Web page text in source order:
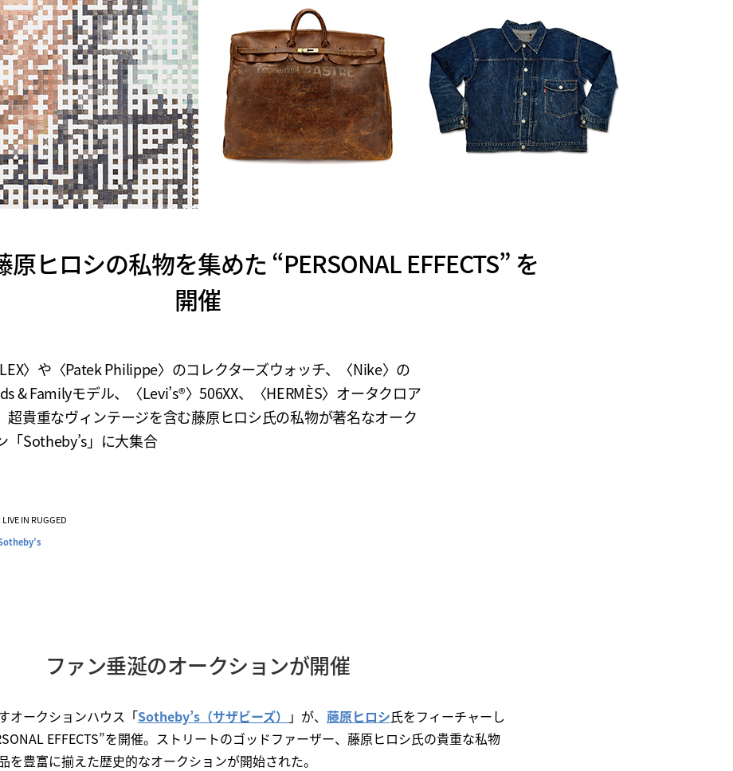
原ヒロシの私物を集めた “PERSONAL EFFECTS” を
開催
〉や〈Patek Philippe〉のコレクターズウォッチ、〈Nike〉の
& Familyモデル、〈Levi’s®〉506XX、〈HERMÈS〉オータクロア
超貴重なヴィンテージを含む藤原ヒロシ氏の私物が著名なオーク
「Sotheby’s」に大集合
IN RUGGED
ファン垂涎のオークションが開催
オークションハウス「Sotheby’s（サザビーズ） 」が、 藤原ヒロシ氏をフィーチャーし
EFFECTS”を開催。ストリートのゴッドファーザー、藤原ヒロシ氏の貴重な私物
を豊富に揃えた歴史的なオークションが開始された。